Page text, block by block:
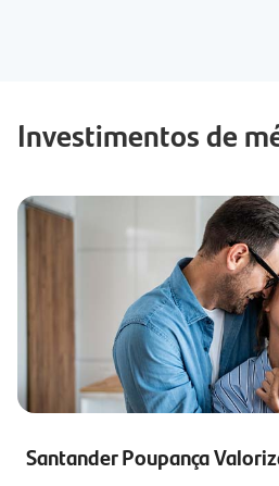
Investimentos de
Santander Poupança